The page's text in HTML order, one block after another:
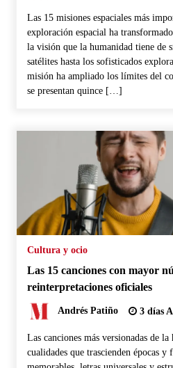
Las 15 misiones espaciales más
exploración espacial ha
la visión que la humanidad tiene de
satélites hasta los sofisticados
misión ha ampliado los límites del
se presentan quince […]
Cultura y ocio
Las 15 canciones con mayor
reinterpretaciones oficiales
Andrés Patiño 3 días
Las canciones más versionadas de
cualidades que trascienden épocas y